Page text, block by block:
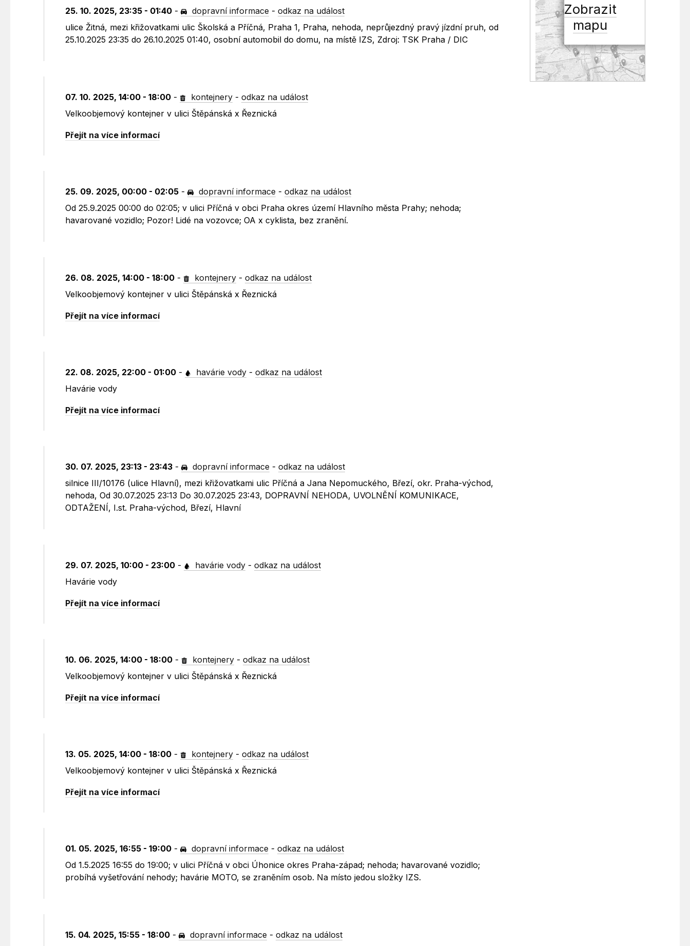
25. 10. 2025, 23:35 - 01:40 - dopravní informace -odkaz na událost
ulice Žitná, mezi křižovatkami ulic Školská a Příčná, Praha 1, Praha, nehoda, neprůjezdný pravý jízdní pruh, od
25.10.2025 23:35 do 26.10.2025 01:40, osobní automobil do domu, na místě IZS, Zdroj: TSK Praha / DIC
07. 10. 2025, 14:00 - 18:00 - kontejnery -odkaz na událost
Velkoobjemový kontejner v ulici Štěpánská x Řeznická
Přejít na více informací
25. 09. 2025, 00:00 - 02:05 - dopravní informace -odkaz na událost
Od 25.9.2025 00:00 do 02:05; v ulici Příčná v obci Praha okres území Hlavního města Prahy; nehoda;
havarované vozidlo; Pozor! Lidé na vozovce; OA x cyklista, bez zranění.
26. 08. 2025, 14:00 - 18:00 - kontejnery -odkaz na událost
Velkoobjemový kontejner v ulici Štěpánská x Řeznická
Přejít na více informací
22. 08. 2025, 22:00 - 01:00 - havárie vody -odkaz na událost
Havárie vody
Přejít na více informací
30. 07. 2025, 23:13 - 23:43 - dopravní informace -odkaz na událost
silnice III/10176 (ulice Hlavní), mezi křižovatkami ulic Příčná a Jana Nepomuckého, Březí, okr. Praha-východ,
nehoda, Od 30.07.2025 23:13 Do 30.07.2025 23:43, DOPRAVNÍ NEHODA, UVOLNĚNÍ KOMUNIKACE,
ODTAŽENÍ, I.st. Praha-východ, Březí, Hlavní
29. 07. 2025, 10:00 - 23:00 - havárie vody -odkaz na událost
Havárie vody
Přejít na více informací
10. 06. 2025, 14:00 - 18:00 - kontejnery -odkaz na událost
Velkoobjemový kontejner v ulici Štěpánská x Řeznická
Přejít na více informací
13. 05. 2025, 14:00 - 18:00 - kontejnery -odkaz na událost
Velkoobjemový kontejner v ulici Štěpánská x Řeznická
Přejít na více informací
01. 05. 2025, 16:55 - 19:00 - dopravní informace -odkaz na událost
Od 1.5.2025 16:55 do 19:00; v ulici Příčná v obci Úhonice okres Praha-západ; nehoda; havarované vozidlo;
probíhá vyšetřování nehody; havárie MOTO, se zraněním osob. Na místo jedou složky IZS.
15. 04. 2025, 15:55 - 18:00 - dopravní informace -odkaz na událost
Zobrazit
mapu